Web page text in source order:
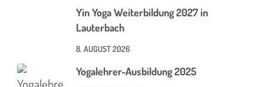
Yin Yoga Weiterbildung 2027 in
Lauterbach
8. AUGUST 2026
Yogalehrer-Ausbildung 2025